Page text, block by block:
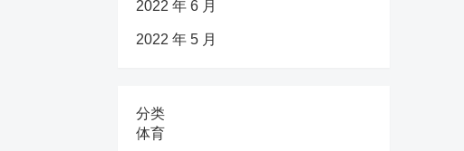
2022 年 6 月
2022 年 5 月
分类
体育